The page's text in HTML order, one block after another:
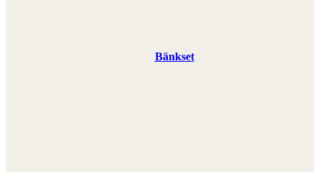
Bänkset